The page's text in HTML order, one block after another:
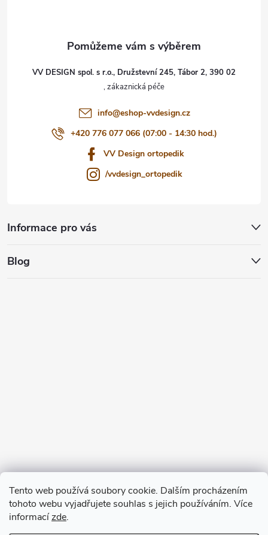
Tento web používá soubory cookie. Dalším procházením
tohoto webu vyjadřujete souhlas s jejich používáním. Více
informacízde.
VV DESIGN spol. s r.o., Družstevní 245, Tábor 2, 390 02
info@eshop-vvdesign.cz
+420 776 077 066 (07:00 - 14:30 hod.)
VV Design ortopedik
/vvdesign_ortopedik
Informace pro vás
Blog